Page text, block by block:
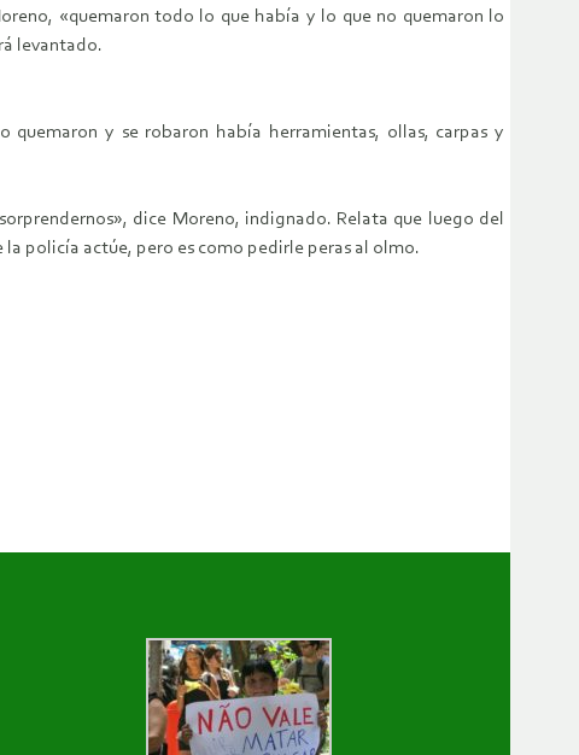
«quemaron todo lo que había y lo que no quemaron lo
levantado.
y se robaron había herramientas, ollas, carpas y
dice Moreno, indignado. Relata que luego del
policía actúe, pero es como pedirle peras al olmo.